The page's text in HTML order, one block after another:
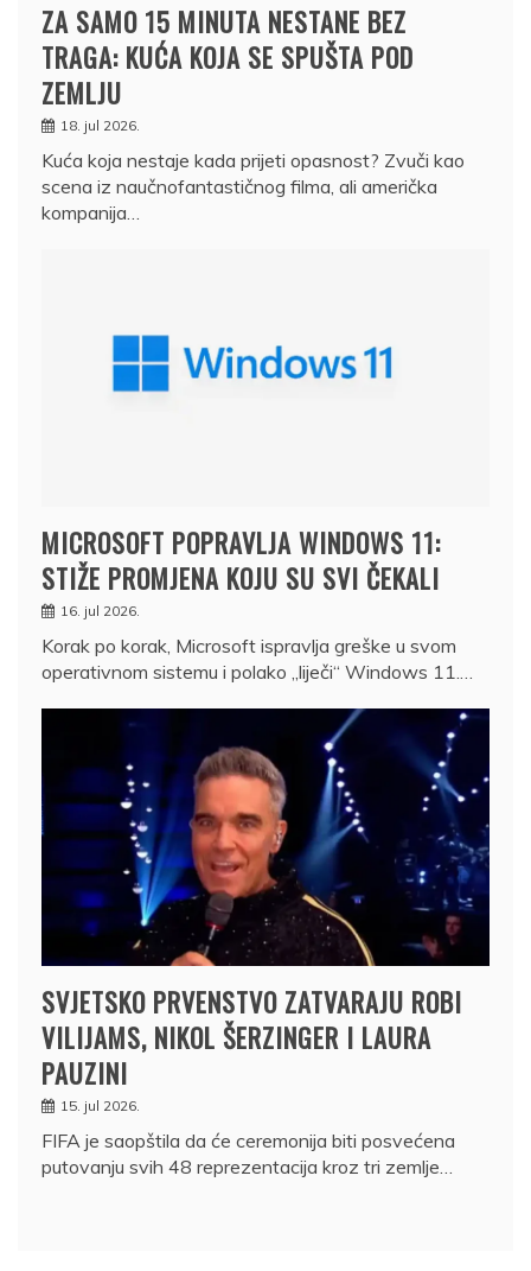
ZA SAMO 15 MINUTA NESTANE BEZ
TRAGA: KUĆA KOJA SE SPUŠTA POD
ZEMLJU
18. jul 2026.
Kuća koja nestaje kada prijeti opasnost? Zvuči kao
scena iz naučnofantastičnog filma, ali američka
kompanija…
MICROSOFT POPRAVLJA WINDOWS 11:
STIŽE PROMJENA KOJU SU SVI ČEKALI
16. jul 2026.
Korak po korak, Microsoft ispravlja greške u svom
operativnom sistemu i polako „liječi“ Windows 11.…
SVJETSKO PRVENSTVO ZATVARAJU ROBI
VILIJAMS, NIKOL ŠERZINGER I LAURA
PAUZINI
15. jul 2026.
FIFA je saopštila da će ceremonija biti posvećena
putovanju svih 48 reprezentacija kroz tri zemlje…